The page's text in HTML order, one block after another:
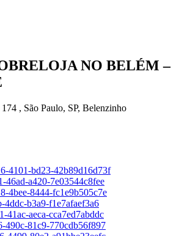
NO BELÉM –
, São Paulo, SP, Belenzinho